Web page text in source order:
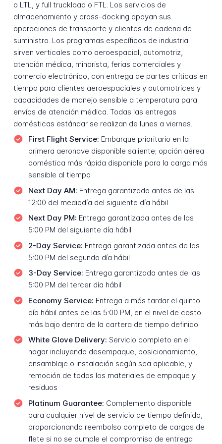
o LTL, y full truckload o FTL. Los servicios de
almacenamiento y cross-docking apoyan sus
operaciones de transporte y clientes de cadena de
suministro. Los programas específicos de industria
sirven verticales como aeroespacial, automotriz,
atención médica, minorista, ferias comerciales y
comercio electrónico, con entrega de partes críticas en
tiempo para clientes aeroespaciales y automotrices y
capacidades de manejo sensible a temperatura para
envíos de atención médica. Todas las entregas
domésticas estándar se realizan de lunes a viernes.
First Flight Service: Embarque prioritario en la
primera aeronave disponible saliente; opción aérea
doméstica más rápida disponible para la carga más
sensible al tiempo
Next Day AM: Entrega garantizada antes de las
12:00 del mediodía del siguiente día hábil
Next Day PM: Entrega garantizada antes de las
5:00 PM del siguiente día hábil
2-Day Service: Entrega garantizada antes de las
5:00 PM del segundo día hábil
3-Day Service: Entrega garantizada antes de las
5:00 PM del tercer día hábil
Economy Service: Entrega a más tardar el quinto
día hábil antes de las 5:00 PM, en el nivel de costo
más bajo dentro de la cartera de tiempo definido
White Glove Delivery: Servicio completo en el
hogar incluyendo desempaque, posicionamiento,
ensamblaje o instalación según sea aplicable, y
remoción de todos los materiales de empaque y
residuos
Platinum Guarantee: Complemento disponible
para cualquier nivel de servicio de tiempo definido,
proporcionando reembolso completo de cargos de
flete si no se cumple el compromiso de entrega